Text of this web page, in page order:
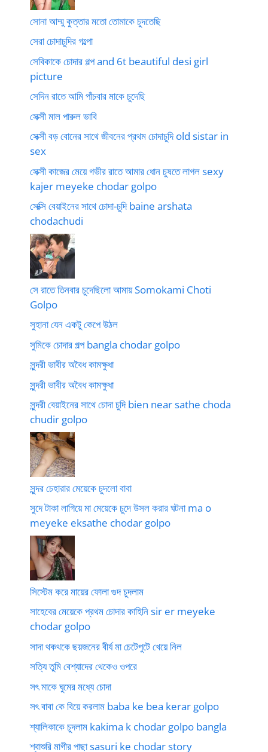
সোনা আম্মু কুত্তার মতো তোমাকে চুদতেছি
সেরা চোদাচুদির গল্পো
সেবিকাকে চোদার গল্প and 6t beautiful desi girl
picture
সেদিন রাতে আমি পাঁচবার মাকে চুদেছি
সেক্সী মাল পারুল ভাবি
সেক্সী বড় বোনের সাথে জীবনের প্রথম চোদাচুদি old sistar in
sex
সেক্সী কাজের মেয়ে গভীর রাতে আমার ধোন চুষতে লাগল sexy
kajer meyeke chodar golpo
সেক্সি বেয়াইনের সাথে চোদা-চুদি baine arshata
chodachudi
সে রাতে তিনবার চুদেছিলো আমায় Somokami Choti
Golpo
সুহানা যেন একটু কেপে উঠল
সুমিকে চোদার গল্প bangla chodar golpo
সুন্দরী ভাবীর অবৈধ কামক্ষুধা
সুন্দরী ভাবীর অবৈধ কামক্ষুধা
সুন্দরী বেয়াইনের সাথে চোদা চুদি bien near sathe choda
chudir golpo
সুন্দর চেহারার মেয়েকে চুদলো বাবা
সুদে টাকা লাগিয়ে মা মেয়েকে চুদে উসল করার ঘটনা ma o
meyeke eksathe chodar golpo
সিস্টেম করে মায়ের ফোলা গুদ চুদলাম
সাহেবের মেয়েকে প্রথম চোদার কাহিনি sir er meyeke
chodar golpo
সাদা থকথকে ছয়জনের বীর্য মা চেটেপুটে খেয়ে নিল
সত্যি তুমি বেশ্যাদের থেকেও ওপরে
সৎ মাকে ঘুমের মধ্যে চোদা
সৎ বাবা কে বিয়ে করলাম baba ke bea kerar golpo
শ্যালিকাকে চুদলাম kakima k chodar golpo bangla
শ্বাশুরি মাগীর পাছা sasuri ke chodar story